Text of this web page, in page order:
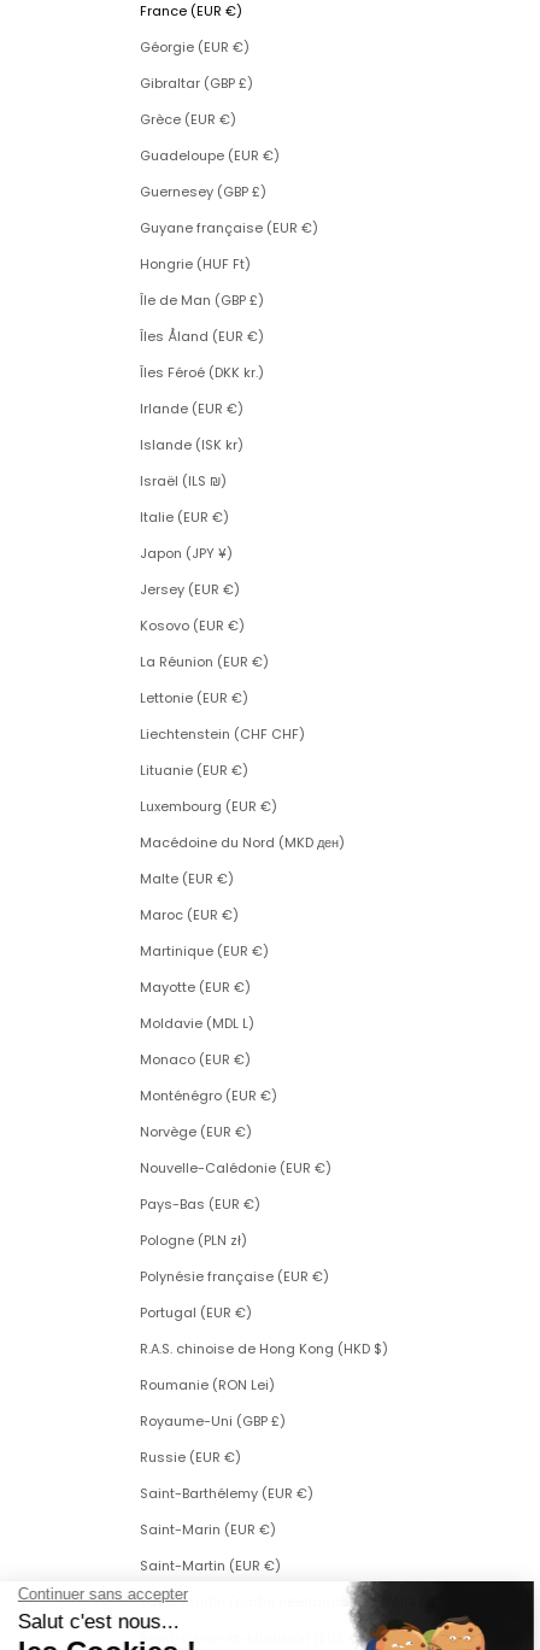
France (EUR €)
Géorgie (EUR €)
Gibraltar (GBP £)
Grèce (EUR €)
Guadeloupe (EUR €)
Guernesey (GBP £)
Guyane française (EUR €)
Hongrie (HUF Ft)
Île de Man (GBP £)
Îles Åland (EUR €)
Îles Féroé (DKK kr.)
Irlande (EUR €)
Islande (ISK kr)
Israël (ILS ₪)
Italie (EUR €)
Japon (JPY ¥)
Jersey (EUR €)
Kosovo (EUR €)
La Réunion (EUR €)
Lettonie (EUR €)
Liechtenstein (CHF CHF)
Lituanie (EUR €)
Luxembourg (EUR €)
Macédoine du Nord (MKD ден)
Malte (EUR €)
Maroc (EUR €)
Martinique (EUR €)
Mayotte (EUR €)
Moldavie (MDL L)
Monaco (EUR €)
Monténégro (EUR €)
Norvège (EUR €)
Nouvelle-Calédonie (EUR €)
Pays-Bas (EUR €)
Pologne (PLN zł)
Polynésie française (EUR €)
Portugal (EUR €)
R.A.S. chinoise de Hong Kong (HKD $)
Roumanie (RON Lei)
Royaume-Uni (GBP £)
Russie (EUR €)
Saint-Barthélemy (EUR €)
Saint-Marin (EUR €)
Saint-Martin (EUR €)
Saint-Martin (partie néerlandaise) (ANG ƒ)
Saint-Pierre-et-Miquelon (EUR €)